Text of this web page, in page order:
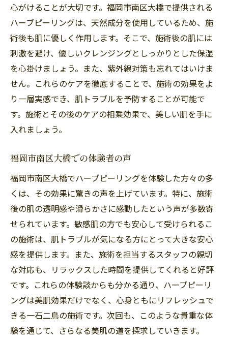
心がけることが大切です。福岡市南区大橋で提供される
ハーブピーリングは、天然成分を使用しているため、施
術後も肌に優しく作用します。そこで、施術後の肌には
刺激を避け、優しいクレンジングとしっかりとした保湿
を心掛けましょう。また、紫外線対策も忘れてはいけま
せん。これらのケアを徹底することで、施術の効果をよ
り一層実感でき、肌トラブルを予防することが可能で
す。施術とその後のケアの相乗効果で、美しい肌を手に
入れましょう。
福岡市南区大橋での体験者の声
福岡市南区大橋でハーブピーリングを体験した方々の多
くは、その効果に驚きの声を上げています。特に、施術
後の肌の透明感や滑らかさに感動したという声が多数寄
せられています。敏感肌の方でも安心して受けられるこ
の施術は、肌トラブルが気になる方にとって大きな安心
感を提供します。また、施術を担当するスタッフの親切
な対応も、リラックスした時間を提供してくれると好評
です。これらの体験談からも分かる通り、ハーブピーリ
ングは美肌効果だけでなく、心身ともにリフレッシュで
きる一石二鳥の施術です。次回も、このような貴重な体
験を通じて、さらなる美肌の道を探求していきます。